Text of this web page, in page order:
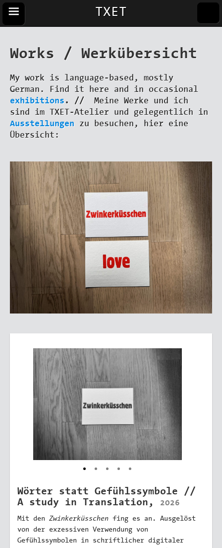
TXET
Works / Werkübersicht
My work is language-based, mostly
German. Find it here and in occasional
exhibitions . //
Meine Werke und ich
sind im TXET-Atelier und gelegentlich in
Ausstellungen zu besuchen, hier eine
Übersicht:
Wörter statt Gefühlssymbole //
A study in Translation,
2026
Mit den Zwinkerküsschen fing es an. Ausgelöst
von der exzessiven Verwendung von
Gefühlssymbolen in schriftlicher digitaler